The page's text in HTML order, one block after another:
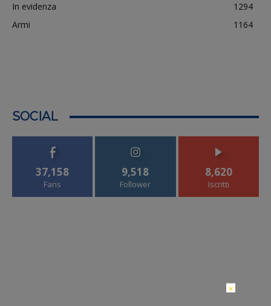
In evidenza
1294
Armi
1164
SOCIAL
37,158
Fans
9,518
Follower
8,620
Iscritti
×